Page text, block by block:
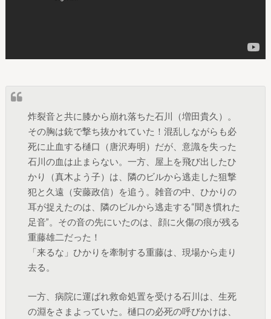
炸裂音と共に膝から崩れ落ちた石川（増田貴久）。
その胸は銃で撃ち抜かれていた！混乱しながらも必
死に止血する樋口（唐沢寿明）だが、意識を失った
石川の血は止まらない。一方、屋上を飛び出したひ
かり（真木よう子）は、隣のビルから逃走した狙撃
犯と久遠（安藤政信）を追う。雑音の中、ひかりの
耳が捉えたのは、隣のビルから逃走する“聞き慣れた
足音”。その音の先にいたのは、顔に火傷の痕が残る
重藤雄二だった！
「来るな」ひかりを牽制する重藤は、現場から走り
去る。
一方、病院に運ばれ救命処置を受ける石川は、生死
の淵をさまよっていた。樋口の必死の呼びかけは、